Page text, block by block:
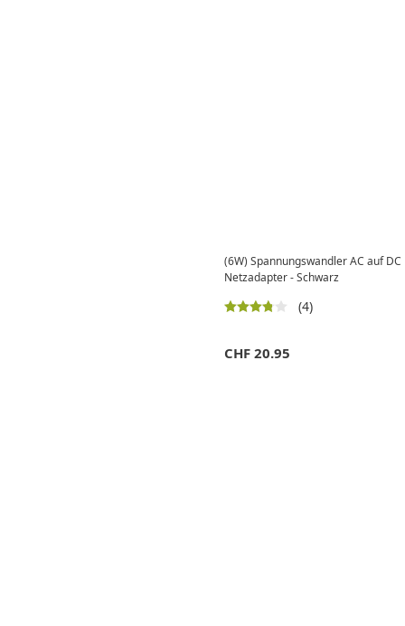
(6W) Spannungswandler AC auf
Netzadapter - Schwarz
(4)
CHF 20.95